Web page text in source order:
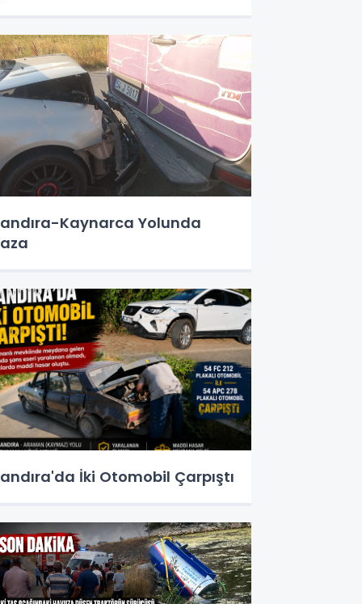
Kaynarca Yolunda
İki Otomobil Çarpıştı